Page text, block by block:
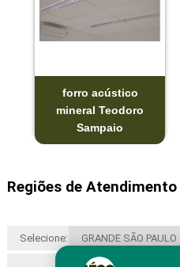
forro acústico
mineral Teodoro
Sampaio
Regiões de Atendimento
Selecione: GRANDE SÃO PAULO